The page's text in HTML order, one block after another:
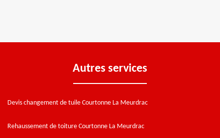
Autres services
Devis changement de tuile Courtonne La Meurdrac
Rehaussement de toiture Courtonne La Meurdrac